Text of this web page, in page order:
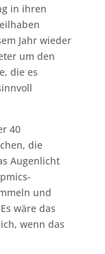
in ihren
Jahr wieder
um den
die es
40
die
Augenlicht
und
wäre das
wenn das